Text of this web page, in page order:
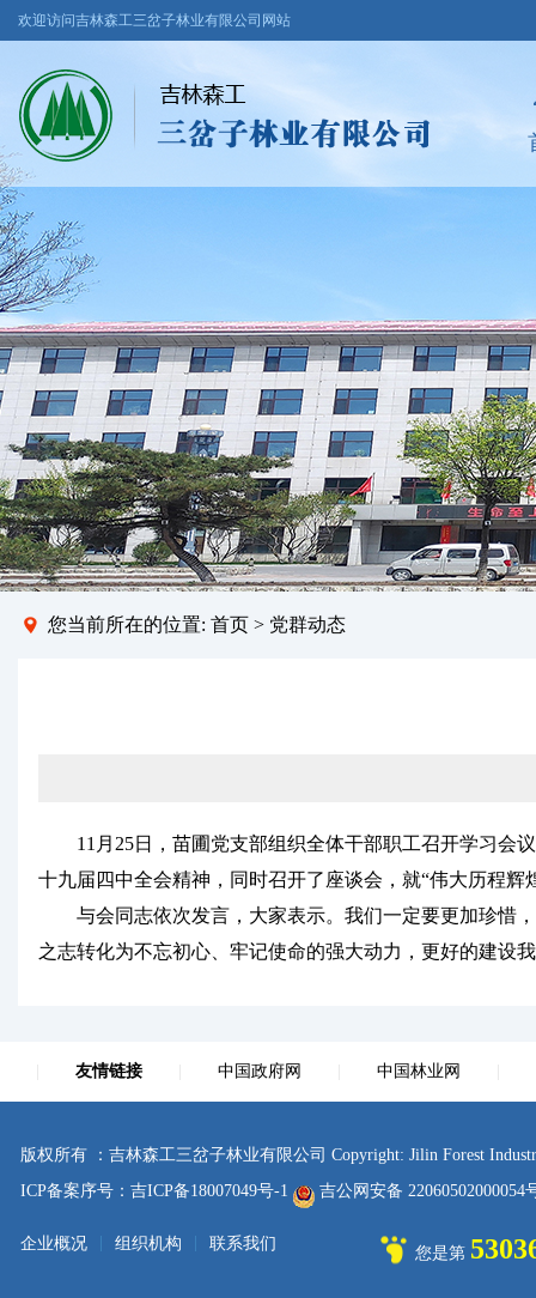
欢迎访问吉林森工三岔子林业有限公司网站
您当前所在的位置: 首页 > 党群动态
11月25日，苗圃党支部组织全体干部职工召开学习会议
十九届四中全会精神，同时召开了座谈会，就“伟大历程
与会同志依次发言，大家表示。我们一定要更加珍惜，
之志转化为不忘初心、牢记使命的强大动力，更好的建设
友情链接 中国政府网 中国林业网
版权所有 ：吉林森工三岔子林业有限公司 Copyright: Jilin Forest
ICP备案序号：吉ICP备18007049号-1
吉公网安备 22060502000054
企业概况 组织机构 联系我们
您是第